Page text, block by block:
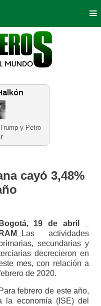
y Petro
Bogotá
Deportes
Neira
cayó 3,48%
Bogotá, 19 de abril _
RAM_
Las actividades
secundarias y
decrecieron en
mes, con relación a
de 2020.
Para febrero de este año,
la economía (ISE) del